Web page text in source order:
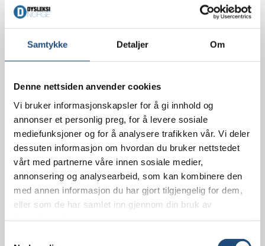
Samtykke Detaljer Om
Denne nettsiden anvender cookies
Vi bruker informasjonskapsler for å gi innhold og
annonser et personlig preg, for å levere sosiale
mediefunksjoner og for å analysere trafikken vår. Vi deler
dessuten informasjon om hvordan du bruker nettstedet
vårt med partnerne våre innen sosiale medier,
annonsering og analysearbeid, som kan kombinere den
med annen informasjon du har gjort tilgjengelig for dem,
eller som de har samlet inn gjennom din bruk av
Dysleksivennlige skoler 2026. Webinaret er
tekstet ved…
Fra kartlegging til gode
tiltak
8. april 2026